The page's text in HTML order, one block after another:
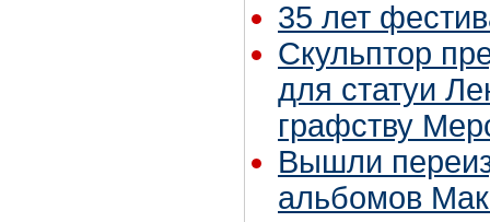
35 лет
Скульптор
для статуи
графству
Вышли
альбомов